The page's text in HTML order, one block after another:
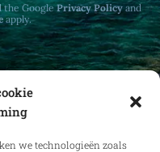
we technologieën zoals
the GooglePrivacy Policyand
apply.
updates over
en buitenland.